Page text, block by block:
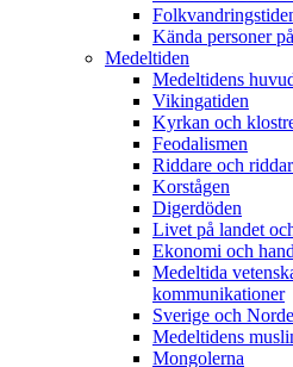
Kända personer
Medeltiden
Medeltidens
Vikingatiden
Kyrkan och
Feodalismen
Riddare och
Korstågen
Digerdöden
Livet på landet
Ekonomi och
Medeltida
kommunikationer
Sverige och
Medeltidens
Mongolerna